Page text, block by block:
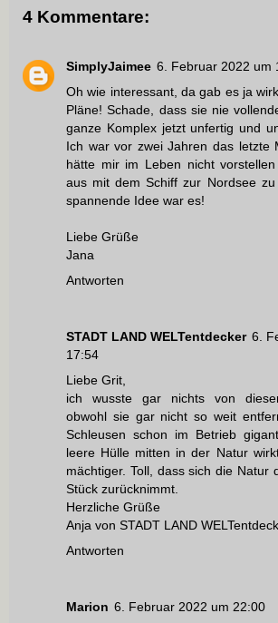
4 Kommentare:
SimplyJaimee 6. Februar 2022 um
Oh wie interessant, da gab es ja
Pläne! Schade, dass sie nie
ganze Komplex jetzt unfertig und
Ich war vor zwei Jahren das letzte
hätte mir im Leben nicht
aus mit dem Schiff zur Nordsee
spannende Idee war es!
Liebe Grüße
Jana
Antworten
STADT LAND WELTentdecker 6.
17:54
Liebe Grit,
ich wusste gar nichts von dieser
obwohl sie gar nicht so weit
Schleusen schon im Betrieb
leere Hülle mitten in der Natur
mächtiger. Toll, dass sich die Natur
Stück zurücknimmt.
Herzliche Grüße
Anja von STADT LAND
Antworten
Marion 6. Februar 2022 um 22:00